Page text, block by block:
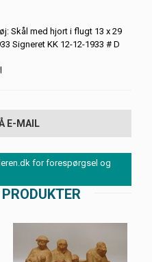
Skål med hjort i flugt 13 x 29
Signeret KK 12-12-1933 # D
E-MAIL
for forespørgsel og